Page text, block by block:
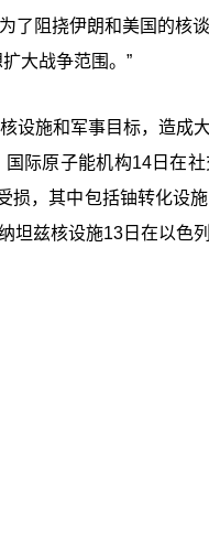
了阻挠伊朗和美国的核
大战争范围。”
设施和军事目标，造成
际原子能机构14日在
，其中包括铀转化设
坦兹核设施13日在以色